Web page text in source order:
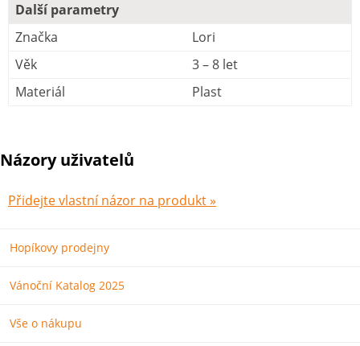
Další parametry
Značka
Lori
Věk
3 – 8 let
Materiál
Plast
Názory uživatelů
Přidejte vlastní názor na produkt »
Hopíkovy prodejny
Vánoční Katalog 2025
Vše o nákupu